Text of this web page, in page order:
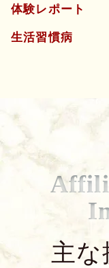
体験レポート
生活習慣病
主な